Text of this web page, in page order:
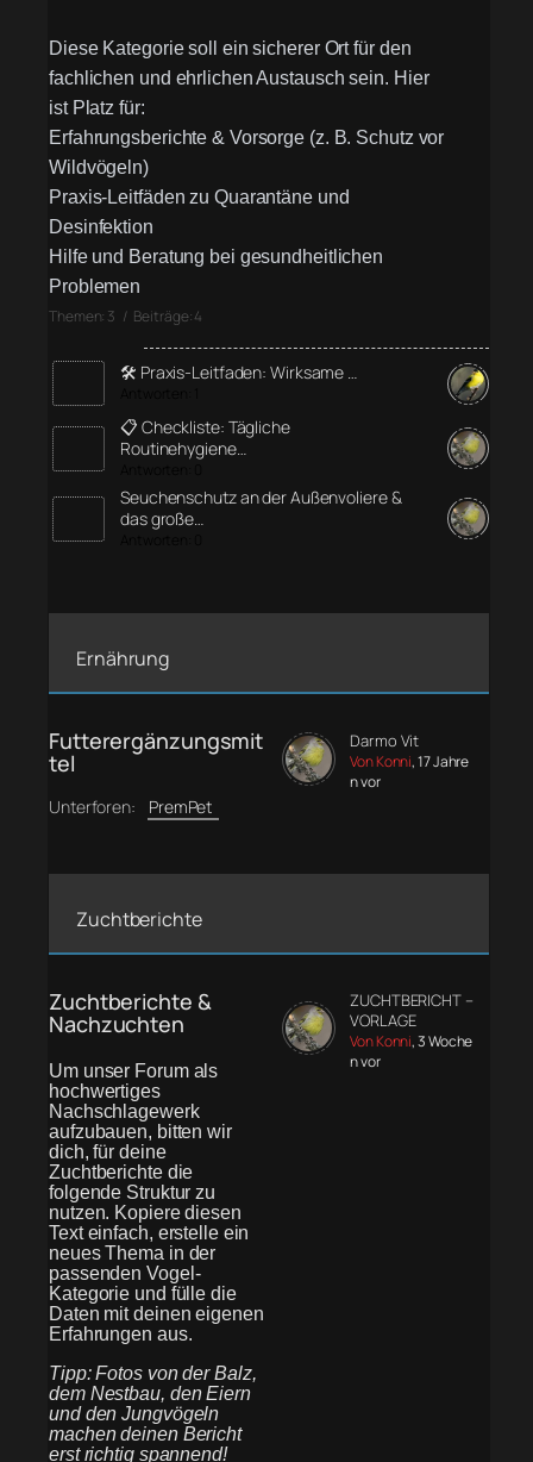
Diese Kategorie soll ein sicherer Ort für den
fachlichen und ehrlichen Austausch sein. Hier
ist Platz für:
Erfahrungsberichte & Vorsorge (z. B. Schutz vor
Wildvögeln)
Praxis-Leitfäden zu Quarantäne und
Desinfektion
Hilfe und Beratung bei gesundheitlichen
Problemen
Themen: 3 / Beiträge: 4
🛠️ Praxis-Leitfaden: Wirksame …
📋 Checkliste: Tägliche
Routinehygiene…
Seuchenschutz an der Außenvoliere &
das große…
Ernährung
Futterergänzungsmit
tel
Unterforen: PremPet
Darmo Vit
Von Konni, 17 Jahre
n vor
Zuchtberichte
Zuchtberichte &
Nachzuchten
Um unser Forum als
hochwertiges
Nachschlagewerk
aufzubauen, bitten wir
dich, für deine
Zuchtberichte die
folgende Struktur zu
nutzen. Kopiere diesen
Text einfach, erstelle ein
neues Thema in der
passenden Vogel-
Kategorie und fülle die
Daten mit deinen eigenen
Erfahrungen aus.
Tipp: Fotos von der Balz,
dem Nestbau, den Eiern
und den Jungvögeln
machen deinen Bericht
erst richtig spannend!
ZUCHTBERICHT –
VORLAGE
Von Konni, 3 Woche
n vor